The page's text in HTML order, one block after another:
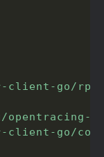
client-go/
opentracing-
client-go/